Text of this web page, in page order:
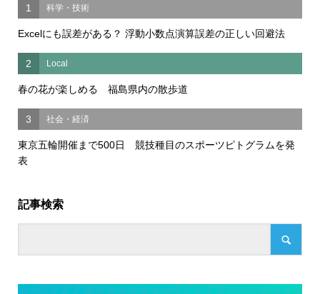
1 科学・技術
Excelにも誤差がある？ 浮動小数点演算誤差の正しい回避法
2 Local
春の花が楽しめる 福島県内の散歩道
3 社会・経済
東京五輪開催まで500日 競技種目のスポーツピトグラムを発
表
記事検索